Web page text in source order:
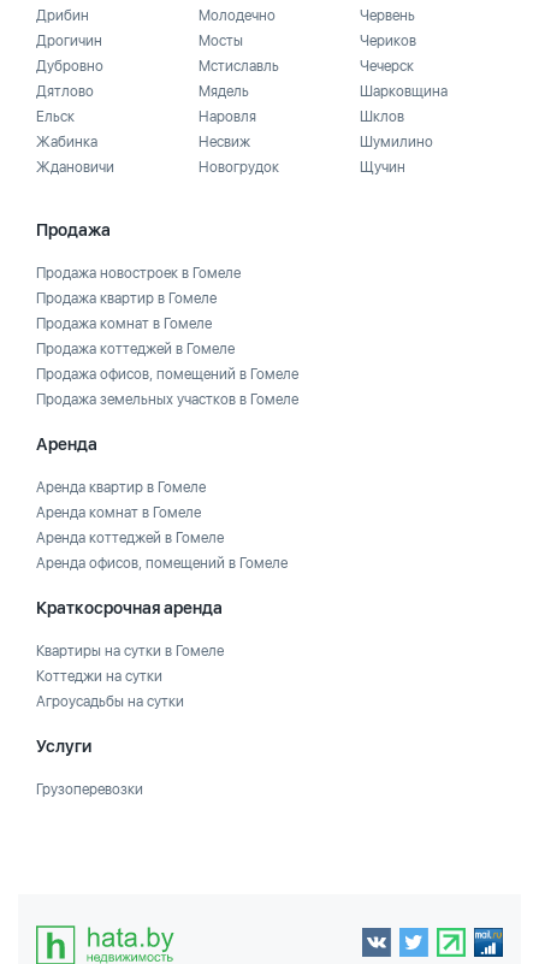
Дрибин
Дрогичин
Дубровно
Дятлово
Ельск
Жабинка
Ждановичи
Молодечно
Мосты
Мстиславль
Мядель
Наровля
Несвиж
Новогрудок
Червень
Чериков
Чечерск
Шарковщина
Шклов
Шумилино
Щучин
Продажа
Продажа новостроек в Гомеле
Продажа квартир в Гомеле
Продажа комнат в Гомеле
Продажа коттеджей в Гомеле
Продажа офисов, помещений в Гомеле
Продажа земельных участков в Гомеле
Аренда
Аренда квартир в Гомеле
Аренда комнат в Гомеле
Аренда коттеджей в Гомеле
Аренда офисов, помещений в Гомеле
Краткосрочная аренда
Квартиры на сутки в Гомеле
Коттеджи на сутки
Агроусадьбы на сутки
Услуги
Грузоперевозки